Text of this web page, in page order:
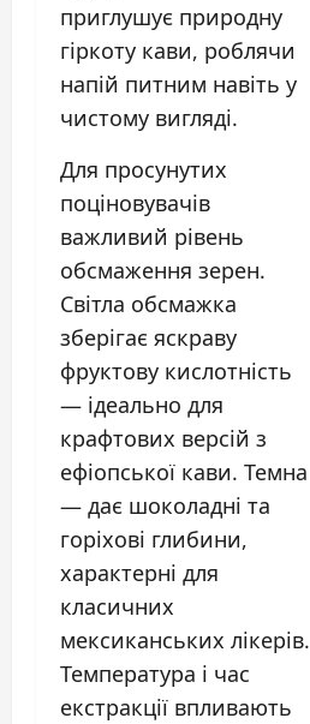
приглушує природну
гіркоту кави, роблячи
напій питним навіть у
чистому вигляді.
Для просунутих
поціновувачів
важливий рівень
обсмаження зерен.
Світла обсмажка
зберігає яскраву
фруктову кислотність
— ідеально для
крафтових версій з
ефіопської кави. Темна
— дає шоколадні та
горіхові глибини,
характерні для
класичних
мексиканських лікерів.
Температура і час
екстракції впливають